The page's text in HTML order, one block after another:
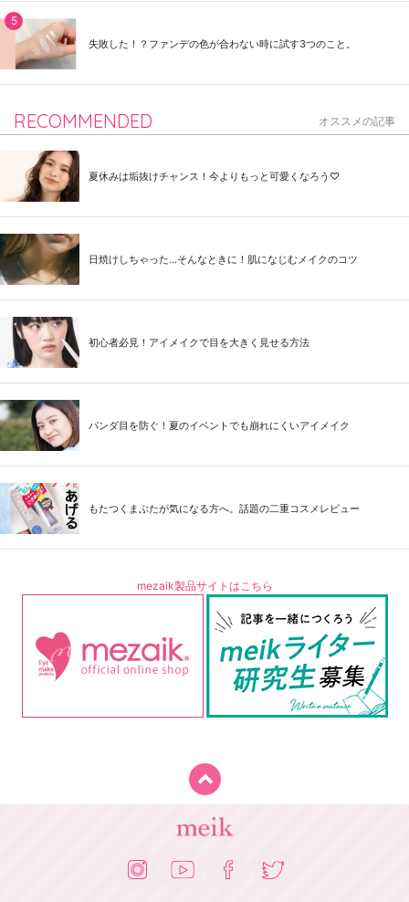
失敗した！？ファンデの色が合わない時に試す3つのこと。
RECOMMENDED オススメの記事
夏休みは垢抜けチャンス！今よりもっと可愛くなろう♡
日焼けしちゃった...そんなときに！肌になじむメイクのコツ
初心者必見！アイメイクで目を大きく見せる方法
パンダ目を防ぐ！夏のイベントでも崩れにくいアイメイク
もたつくまぶたが気になる方へ。話題の二重コスメレビュー
mezaik製品サイトはこちら